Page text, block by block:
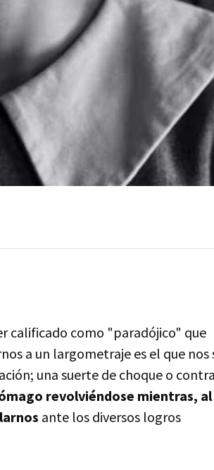
calificado como "paradójico" que
a un largometraje es el que nos
una suerte de choque o
revolviéndose mientras, al
ante los diversos logros